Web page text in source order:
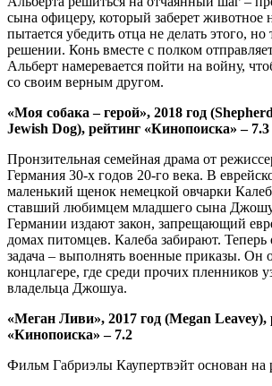
сына офицеру, который заберет животное
пытается убедить отца не делать этого, но
решении. Конь вместе с полком
Альберт намеревается пойти на войну,
со своим верным другом.
«Моя собака –герой», 2018 год
Jewish Dog), рейтинг «Кинопоиска» – 7.3
Пронзительная семейная драма от
Германия 30-х годов 20-го века. В
маленький щенок немецкой овчарки
ставший любимцем младшего сына
Германии издают закон, запрещающий
домах питомцев. Калеба забирают.
задача – выполнять военные приказы. Он
концлагере, где среди прочих пленников
владельца Джошуа.
«Меган Ливи», 2017 год (Megan Leavey),
«Кинопоиска» – 7.2
Фильм Габриэлы Каупертвэйт основан на